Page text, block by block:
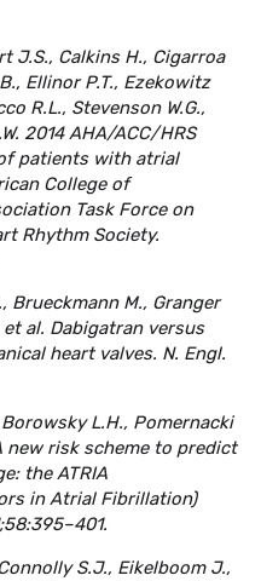
J.S., Calkins H., Cigarroa
Ellinor P.T., Ezekowitz
R.L., Stevenson W.G.,
2014 AHA/ACC/HRS
patients with atrial
College of
Task Force on
Rhythm Society.
Brueckmann M., Granger
et al. Dabigatran versus
heart valves. N. Engl.
Borowsky L.H., Pomernacki
new risk scheme to predict
the ATRIA
in Atrial Fibrillation)
S.J., Eikelboom J.,